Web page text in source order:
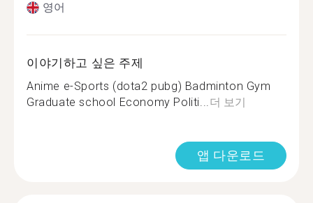
영어
이야기하고 싶은 주제
Anime e-Sports (dota2 pubg) Badminton Gym
Graduate school Economy Politi...더 보기
앱 다운로드